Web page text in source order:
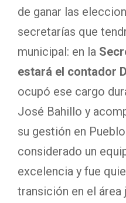
de ganar las
secretarías que
municipal: en la
estará el contador
ocupó ese cargo
José Bahillo y
su gestión en
considerado un
excelencia y fue
transición en el